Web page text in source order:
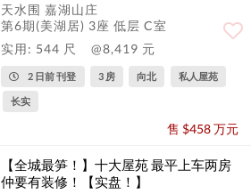
天水围 嘉湖山庄
第6期(美湖居) 3座 低层 C室
实用: 544 尺
@8,419 元
2 日前 刊登 3 房 向北 私人屋苑
长实
售 $458 万元
【全城最笋！】十大屋苑 最平上车两房
仲要有装修！【实盘！】